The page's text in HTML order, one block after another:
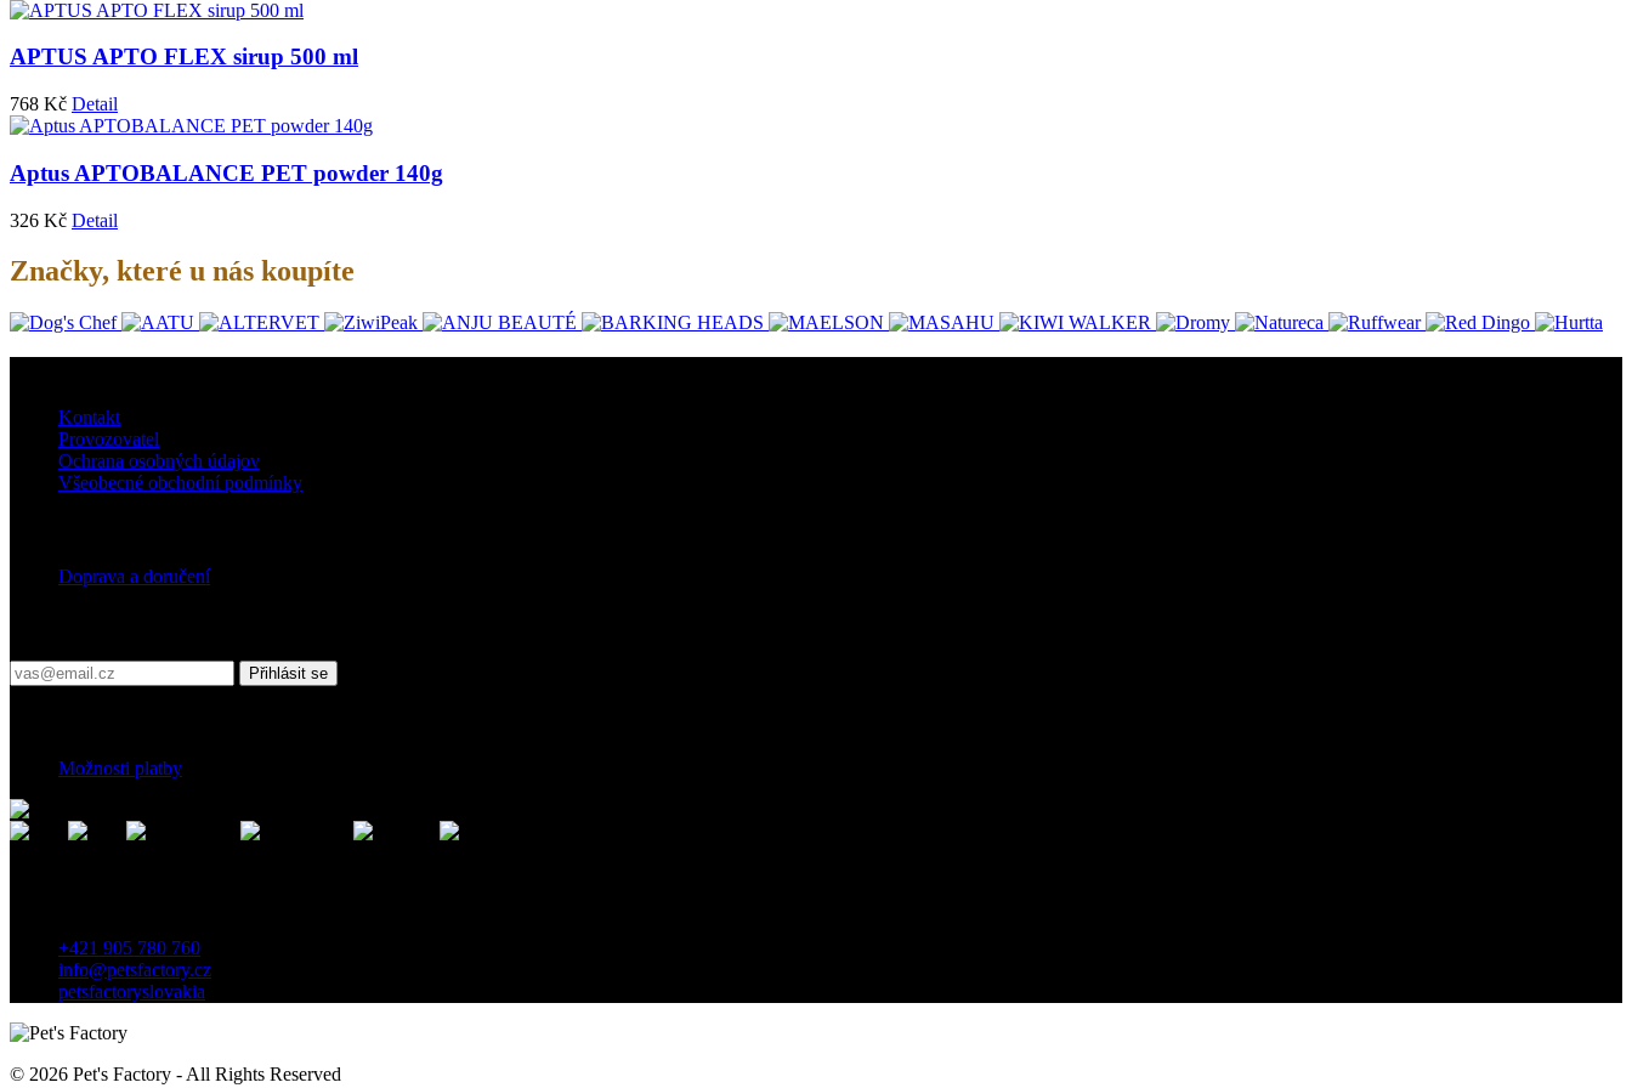
APTUS APTO FLEX sirup 500 ml
768 Kč Detail
Aptus APTOBALANCE PET powder 140g
326 Kč Detail
Značky, které u nás koupíte
Kontakt
Provozovatel
Ochrana osobných údajov
Všeobecné obchodní podmínky
Doprava a doručení
Přihlásit se
Možnosti platby
+421 905 780 760
info@petsfactory.cz
petsfactoryslovakia
© 2026 Pet's Factory - All Rights Reserved